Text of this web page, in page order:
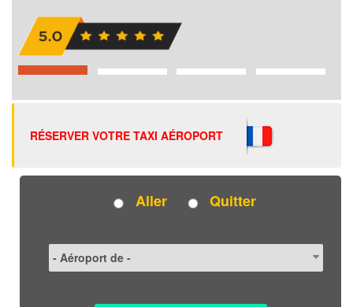
RÉSERVER VOTRE TAXI AÉROPORT
Aller Quitter